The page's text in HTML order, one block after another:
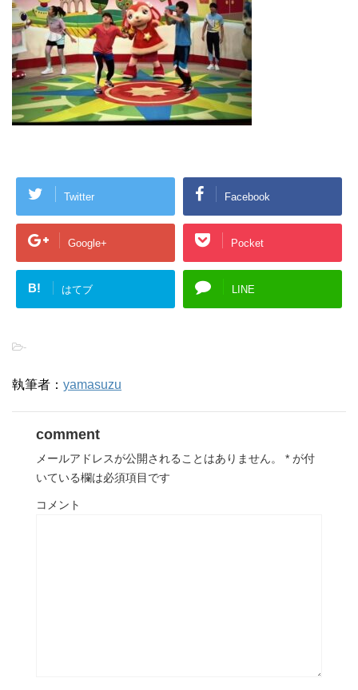
Twitter Facebook
Google+ Pocket
B! はてブ LINE
-
執筆者： yamasuzu
comment
メールアドレスが公開されることはありません。 * が付
いている欄は必須項目です
コメント